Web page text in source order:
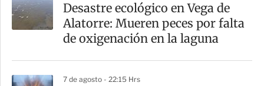
Desastre ecológico en Vega de
Alatorre: Mueren peces por falta
de oxigenación en la laguna
7 de agosto - 22:15 Hrs